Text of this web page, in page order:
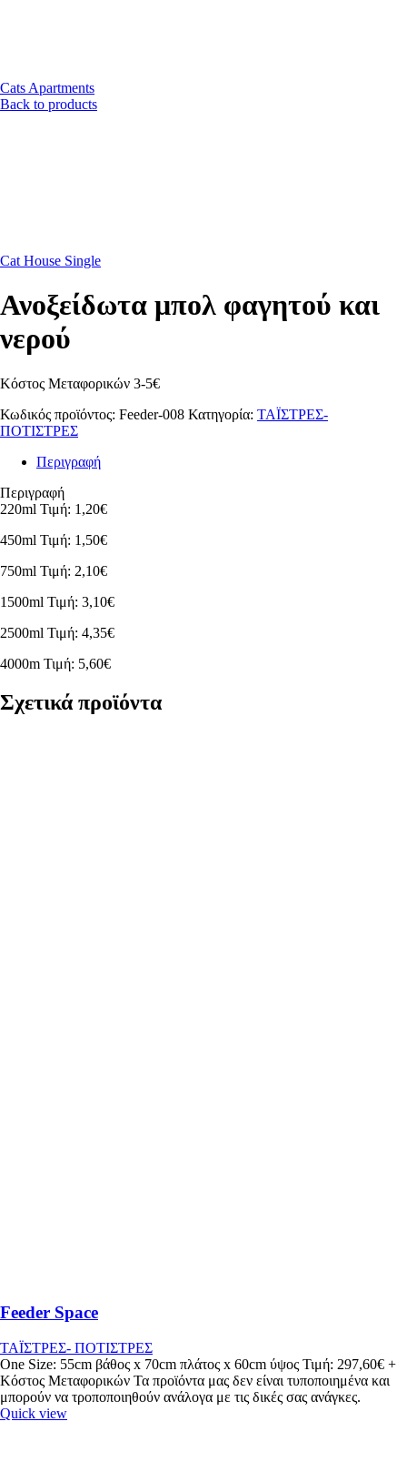
Cats Apartments
Back to products
Cat House Single
Ανοξείδωτα μπολ φαγητού και
νερού
Κόστος Μεταφορικών 3-5€
Κωδικός προϊόντος: Feeder-008 Κατηγορία: ΤΑΪΣΤΡΕΣ-
ΠΟΤΙΣΤΡΕΣ
Περιγραφή
Περιγραφή
220ml Τιμή: 1,20€
450ml Τιμή: 1,50€
750ml Τιμή: 2,10€
1500ml Τιμή: 3,10€
2500ml Τιμή: 4,35€
4000m Τιμή: 5,60€
Σχετικά προϊόντα
Feeder Space
ΤΑΪΣΤΡΕΣ- ΠΟΤΙΣΤΡΕΣ
One Size: 55cm βάθος x 70cm πλάτος x 60cm ύψος Τιμή: 297,60€ +
Κόστος Μεταφορικών Τα προϊόντα μας δεν είναι τυποποιημένα και
μπορούν να τροποποιηθούν ανάλογα με τις δικές σας ανάγκες.
Quick view